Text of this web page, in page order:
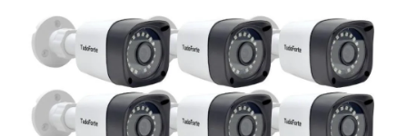
Ativar tradutor em libras